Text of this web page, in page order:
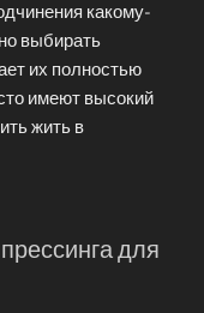
какому-
выбирать
их полностью
имеют высокий
жить в
для